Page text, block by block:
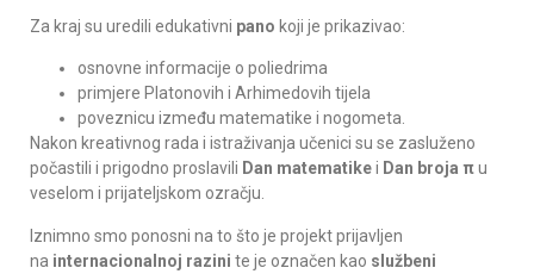
Za kraj su uredili edukativni pano koji je prikazivao:
osnovne informacije o poliedrima
primjere Platonovih i Arhimedovih tijela
poveznicu između matematike i nogometa.
Nakon kreativnog rada i istraživanja učenici su se zasluženo
počastili i prigodno proslavili Dan matematikei Dan broja πu
veselom i prijateljskom ozračju.
Iznimno smo ponosni na to što je projekt prijavljen
na internacionalnoj razini te je označen kao službeni